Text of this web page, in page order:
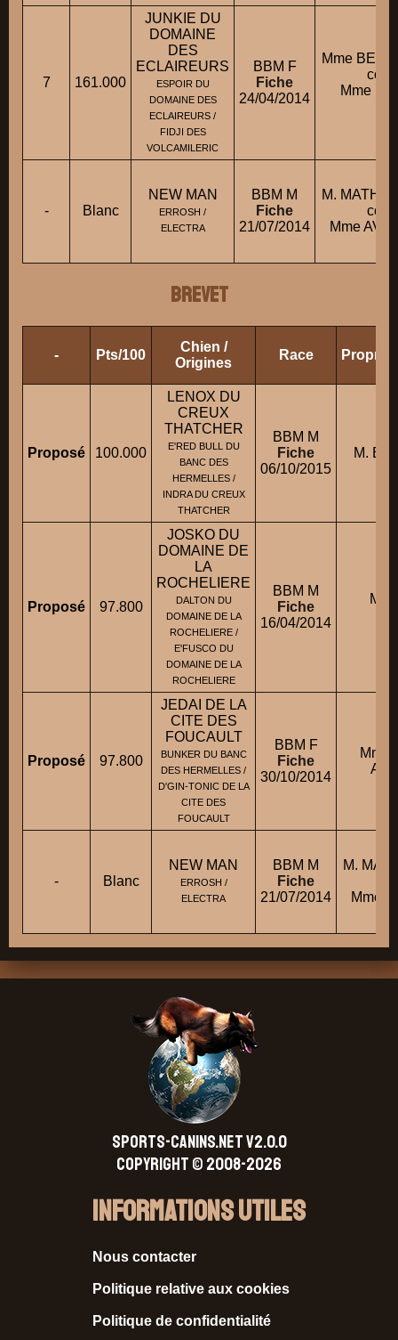
7 161.000
JUNKIE DU
DOMAINE
DES
ECLAIREURS
ESPOIR DU
DOMAINE DES
ECLAIREURS /
FIDJI DES
VOLCAMILERIC
BBM F
Fiche
24/04/2014
Mme
Mme
- Blanc
NEW MAN
ERROSH /
ELECTRA
BBM M
Fiche
21/07/2014
M.
Mme
BREVET
- Pts/100
Chien /
Origines
Race
Proposé 100.000
LENOX DU
CREUX
THATCHER
E'RED BULL DU
BANC DES
HERMELLES /
INDRA DU CREUX
THATCHER
BBM M
Fiche
06/10/2015
M.
Proposé 97.800
JOSKO DU
DOMAINE DE
LA
ROCHELIERE
DALTON DU
DOMAINE DE LA
ROCHELIERE /
E'FUSCO DU
DOMAINE DE LA
ROCHELIERE
BBM M
Fiche
16/04/2014
Proposé 97.800
JEDAI DE LA
CITE DES
FOUCAULT
BUNKER DU BANC
DES HERMELLES /
D'GIN-TONIC DE LA
CITE DES
FOUCAULT
BBM F
Fiche
30/10/2014
Mme
- Blanc
NEW MAN
ERROSH /
ELECTRA
BBM M
Fiche
21/07/2014
M.
Mme
SPORTS-CANINS.NET V2.0.0
Copyright © 2008-2026
Informations Utiles
Nous contacter
Politique relative aux cookies
Politique de confidentialité